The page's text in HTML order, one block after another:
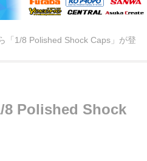
「1/8 Polished Shock Caps」が登
8 Polished Shock